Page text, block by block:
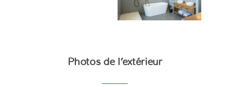
Photos de l’extérieur